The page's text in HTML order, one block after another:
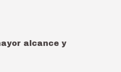
alcance y